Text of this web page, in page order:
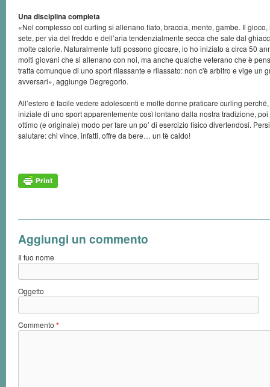
Una disciplina completa
«Nel complesso col curling si allenano fiato, braccia, mente, gambe. Il
sete, per via del freddo e dell’aria tendenzialmente secca che sale dal
molte calorie. Naturalmente tutti possono giocare, io ho iniziato a circa 50
molti giovani che si allenano con noi, ma anche qualche veterano che è
tratta comunque di uno sport rilassante e rilassato: non c'è arbitro e vige un
avversari», aggiunge Degregorio.
All’estero è facile vedere adolescenti e molte donne praticare curling
iniziale di uno sport apparentemente così lontano dalla nostra tradizione,
ottimo (e originale) modo per fare un po’ di esercizio fisico divertendosi.
salutare: chi vince, infatti, offre da bere… un tè caldo!
Aggiungi un commento
Il tuo nome
Oggetto
Commento *